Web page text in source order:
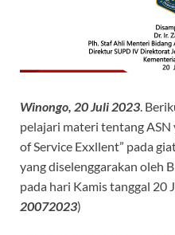
Winongo, 20 Juli 2023 .
pelajari materi tentang
of Service Exxllent” pada
yang diselenggarakan oleh
pada hari Kamis tanggal 20
20072023)